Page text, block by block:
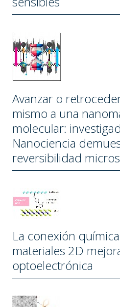
Avanzar o
mismo a una
molecular:
Nanociencia
reversibilidad
La conexión
materiales 2D
optoelectrónica